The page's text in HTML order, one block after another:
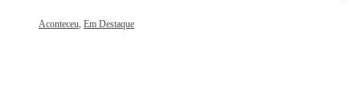
Aconteceu, Em Destaque